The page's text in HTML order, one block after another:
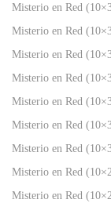
Misterio en Red
Misterio en Red
Misterio en Red
Misterio en Red
Misterio en Red
Misterio en Red
Misterio en Red
Misterio en Red
Misterio en Red